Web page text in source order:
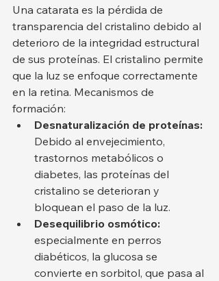
Una catarata es la pérdida de
transparencia del cristalino debido al
deterioro de la integridad estructural
de sus proteínas. El cristalino permite
que la luz se enfoque correctamente
en la retina. Mecanismos de
formación:
Desnaturalización de proteínas:
Debido al envejecimiento,
trastornos metabólicos o
diabetes, las proteínas del
cristalino se deterioran y
bloquean el paso de la luz.
Desequilibrio osmótico:
especialmente en perros
diabéticos, la glucosa se
convierte en sorbitol, que pasa al